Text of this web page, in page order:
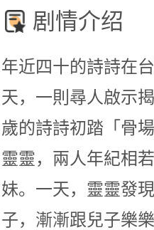
剧情介绍
年近四十的詩詩在
天，一則尋人啟
歲的詩詩初踏「骨
靈靈，兩人年紀相
妹。一天，靈靈發
子，漸漸跟兒子樂